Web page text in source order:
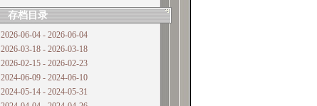
存档目录
2026-06-04 - 2026-06-04
2026-03-18 - 2026-03-18
2026-02-15 - 2026-02-23
2024-06-09 - 2024-06-10
2024-05-14 - 2024-05-31